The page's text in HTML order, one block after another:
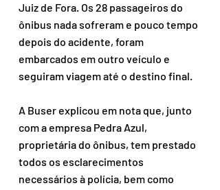
Juiz de Fora. Os 28 passageiros do
ônibus nada sofreram e pouco tempo
depois do acidente, foram
embarcados em outro veículo e
seguiram viagem até o destino final.
A Buser explicou em nota que, junto
com a empresa Pedra Azul,
proprietária do ônibus, tem prestado
todos os esclarecimentos
necessários à polícia, bem como